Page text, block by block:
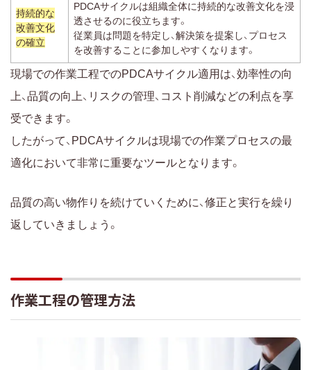
持続的な
改善文化
の確立
PDCAサイクルは組織全体に持続的な改善文化を浸
透させるのに役立ちます。
従業員は問題を特定し、解決策を提案し、プロセス
を改善することに参加しやすくなります。
現場での作業工程でのPDCAサイクル適用は、効率性の向
上、品質の向上、リスクの管理、コスト削減などの利点を享
受できます。
したがって、PDCAサイクルは現場での作業プロセスの最
適化において非常に重要なツールとなります。
品質の高い物作りを続けていくために、修正と実行を繰り
返していきましょう。
作業工程の管理方法